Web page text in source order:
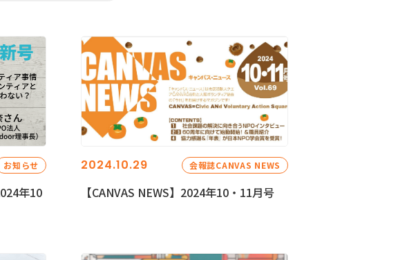
お知らせ
年10
2024.10.29 会報誌CANVAS NEWS
【CANVAS NEWS】2024年10・11月号